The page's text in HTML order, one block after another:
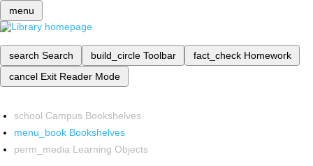
menu
search Search build_circle Toolbar fact_check Homework
cancel Exit Reader Mode
school Campus Bookshelves
menu_book Bookshelves
perm_media Learning Objects